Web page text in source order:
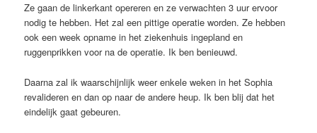
Ze gaan de linkerkant opereren en ze verwachten 3 uur ervoor
nodig te hebben. Het zal een pittige operatie worden. Ze hebben
ook een week opname in het ziekenhuis ingepland en
ruggenprikken voor na de operatie. Ik ben benieuwd.
Daarna zal ik waarschijnlijk weer enkele weken in het Sophia
revalideren en dan op naar de andere heup. Ik ben blij dat het
eindelijk gaat gebeuren.